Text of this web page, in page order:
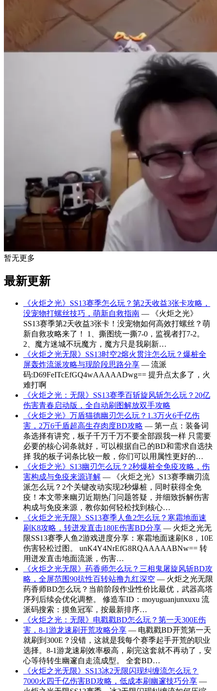
暂无更多
最新更新
《火炬之光》SS13赛季怎么玩？第2天收益3张卡攻略，
没宠物打螺丝技巧，萌新自救指南 — 《火炬之光》
SS13赛季第2天收益3张卡！没宠物如何高效打螺丝？萌
新自救攻略来了！ 1、撕图统一撕7-0，监视者打7-2。
2、魔方迷城不玩魔方，魔方只是我刷新…
《火炬之光无限》SS13时空2熔火贯注怎么玩？爆桩全
屏轰炸流派攻略与现阶段思路分享 — 流派
码:D69FeITcEfGQ4wAAAAADwg== 提升点太多了，火
难打啊
《火炬之光：无限》SS13赛季百斩旋风斩怎么玩？20亿
伤害青春启动版，全自动刷图解放双手攻略
《火炬之光》万盾猫德幽刃怎么玩？1.3万火6千亿伤
害，2万6千盾超高生存肉度BD攻略 — 第一点：装备词
条选择有讲究，板子千万千万不要全部跟我一样 只需要
必要的核心词条就好，可以根据自己的BD和需求自选抉
择 我的板子词条比较一般，你们可以用属性更好的…
《火炬之光》S13幽刃怎么玩？2秒爆桩全免疫攻略，伤
害构成与免疫来源详解 — 《火炬之光》S13赛季幽刃流
派怎么玩？2个关键改动实现2秒爆桩，同时获得全免
疫！本文带来幽刃近期热门问题答疑，并细致拆解伤害
构成与免疫来源，教你如何轻松找到核心…
《火炬之光无限》SS13赛季人鱼2怎么玩？寒霜地面速
刷K8攻略，转迸发直击180E伤害BD分享 — 火炬之光无
限SS13赛季人鱼2游戏进度分享：寒霜地面速刷K8，10E
伤害轻松过图。 unK4Y4NrEfG8RQAAAAABNw== 转
用迸发直击地面流派，伤害…
《火炬之光无限》药香师怎么玩？三相鬼屠旋风斩BD攻
略，全屏范围90抗性百转站撸九红深空 — 火炬之光无限
药香师BD怎么玩？当前阶段作业性价比最优，武器高塔
序列后续会优化调整。 修造车ID：moyuguanjunxuxu 流
派码搜索：摸鱼冠军，按最新排序…
《火炬之光：无限》电戳戳BD怎么玩？第一天300E伤
害，8-1游龙速刷开荒攻略分享 — 电戳戳BD开荒第一天
就刷到300E？没错，这就是我每个赛季起手开荒的职业
选择。8-1游龙速刷效率极高，刷完这套就不再动了，安
心等待转生幽邃自走流成型。 全套BD…
《火炬之光无限》SS13冰2无限闪现纠缠流怎么玩？
7000火四千亿伤害BD攻略，低成本刷幽邃技巧分享 —